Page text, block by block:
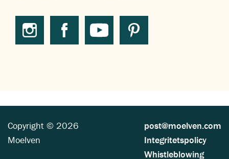
Copyright © 2026
Moelven
post@moelven.com
Integritetspolicy
Whistleblowing